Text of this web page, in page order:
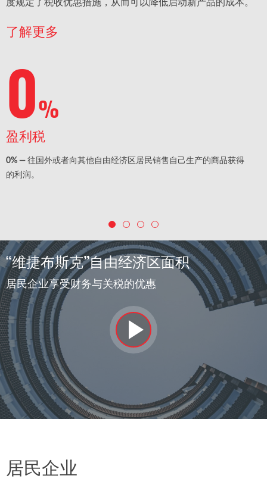
度规定了税收优惠措施，从而可以降低启动新产品的成本。
了解更多
0%
盈利税
0% — 往国外或者向其他自由经济区居民销售自己生产的商品获得
的利润。
“维捷布斯克”自由经济区面积
居民企业享受财务与关税的优惠
居民企业